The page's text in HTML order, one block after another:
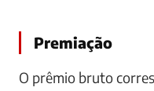
Premiação
O prêmio bruto